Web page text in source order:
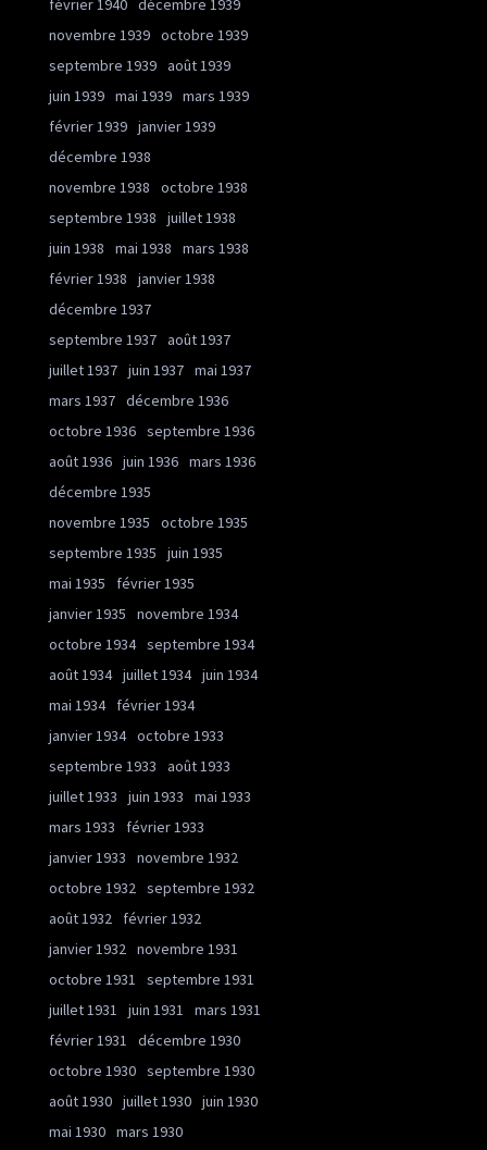
février 1940 décembre 1939
novembre 1939 octobre 1939
septembre 1939 août 1939
juin 1939 mai 1939 mars 1939
février 1939 janvier 1939
décembre 1938
novembre 1938
octobre 1938
septembre 1938
juillet 1938
juin 1938
mai 1938
mars 1938
février 1938
janvier 1938
décembre 1937
septembre 1937 août 1937
juillet 1937 juin 1937 mai 1937
mars 1937 décembre 1936
octobre 1936 septembre 1936
août 1936 juin 1936 mars 1936
décembre 1935
novembre 1935
octobre 1935
septembre 1935
juin 1935
mai 1935
février 1935
janvier 1935
novembre 1934
octobre 1934 septembre 1934
août 1934 juillet 1934 juin 1934
mai 1934
février 1934
janvier 1934 octobre 1933
septembre 1933
août 1933
juillet 1933
juin 1933
mai 1933
mars 1933
février 1933
janvier 1933
novembre 1932
octobre 1932 septembre 1932
août 1932
février 1932
janvier 1932 novembre 1931
octobre 1931
septembre 1931
juillet 1931
juin 1931
mars 1931
février 1931
décembre 1930
octobre 1930 septembre 1930
août 1930 juillet 1930 juin 1930
mai 1930 mars 1930